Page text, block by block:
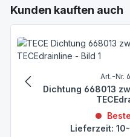
Produktgalerie überspringen
Kunden kauften auch
Art.-Nr.
TECE Dichtung 668013
Lieferzeit: